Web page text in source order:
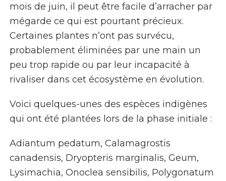
mois de juin, il peut être facile d’arracher par
mégarde ce qui est pourtant précieux.
Certaines plantes n’ont pas survécu,
probablement éliminées par une main un
peu trop rapide ou par leur incapacité à
rivaliser dans cet écosystème en évolution.
Voici quelques-unes des espèces indigènes
qui ont été plantées lors de la phase initiale :
Adiantum pedatum, Calamagrostis
canadensis, Dryopteris marginalis, Geum,
Lysimachia, Onoclea sensibilis, Polygonatum